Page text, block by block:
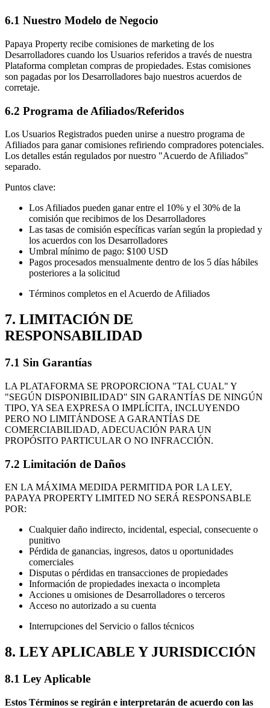
6.1 Nuestro Modelo de Negocio
Papaya Property recibe comisiones de marketing de los
Desarrolladores cuando los Usuarios referidos a través de nuestra
Plataforma completan compras de propiedades. Estas comisiones
son pagadas por los Desarrolladores bajo nuestros acuerdos de
corretaje.
6.2 Programa de Afiliados/Referidos
Los Usuarios Registrados pueden unirse a nuestro programa de
Afiliados para ganar comisiones refiriendo compradores potenciales.
Los detalles están regulados por nuestro "Acuerdo de Afiliados"
separado.
Puntos clave:
Los Afiliados pueden ganar entre el 10% y el 30% de la
comisión que recibimos de los Desarrolladores
Las tasas de comisión específicas varían según la propiedad y
los acuerdos con los Desarrolladores
Umbral mínimo de pago: $100 USD
Pagos procesados mensualmente dentro de los 5 días hábiles
posteriores a la solicitud
Términos completos en el Acuerdo de Afiliados
7. LIMITACIÓN DE
RESPONSABILIDAD
7.1 Sin Garantías
LA PLATAFORMA SE PROPORCIONA "TAL CUAL" Y
"SEGÚN DISPONIBILIDAD" SIN GARANTÍAS DE NINGÚN
TIPO, YA SEA EXPRESA O IMPLÍCITA, INCLUYENDO
PERO NO LIMITÁNDOSE A GARANTÍAS DE
COMERCIABILIDAD, ADECUACIÓN PARA UN
PROPÓSITO PARTICULAR O NO INFRACCIÓN.
7.2 Limitación de Daños
EN LA MÁXIMA MEDIDA PERMITIDA POR LA LEY,
PAPAYA PROPERTY LIMITED NO SERÁ RESPONSABLE
POR:
Cualquier daño indirecto, incidental, especial, consecuente o
punitivo
Pérdida de ganancias, ingresos, datos u oportunidades
comerciales
Disputas o pérdidas en transacciones de propiedades
Información de propiedades inexacta o incompleta
Acciones u omisiones de Desarrolladores o terceros
Acceso no autorizado a su cuenta
Interrupciones del Servicio o fallos técnicos
8. LEY APLICABLE Y JURISDICCIÓN
8.1 Ley Aplicable
Estos Términos se regirán e interpretarán de acuerdo con las